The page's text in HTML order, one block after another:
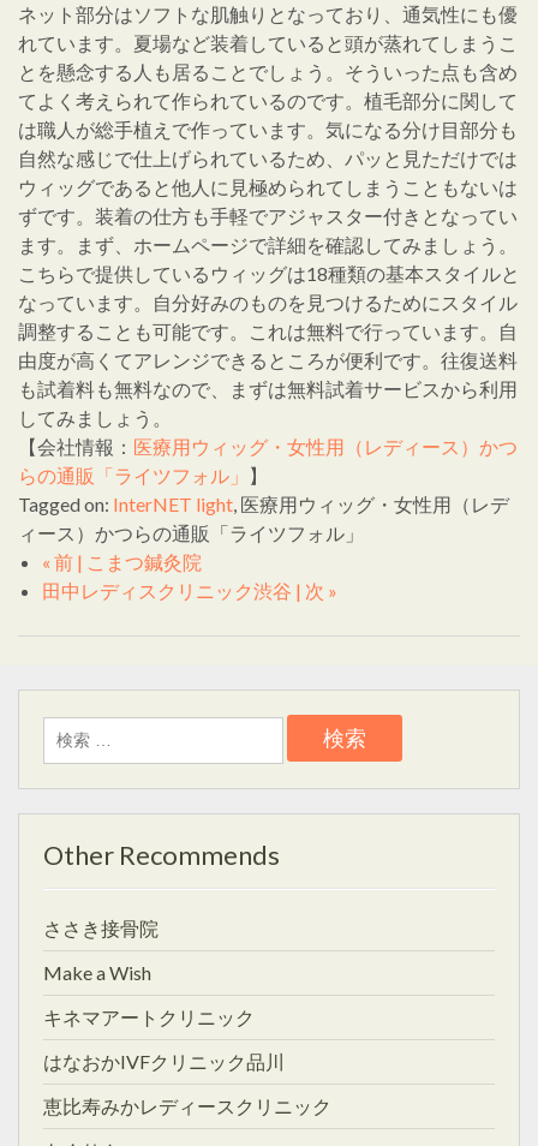
ネット部分はソフトな肌触りとなっており、通気性にも優
れています。夏場など装着していると頭が蒸れてしまうこ
とを懸念する人も居ることでしょう。そういった点も含め
てよく考えられて作られているのです。植毛部分に関して
は職人が総手植えで作っています。気になる分け目部分も
自然な感じで仕上げられているため、パッと見ただけでは
ウィッグであると他人に見極められてしまうこともないは
ずです。装着の仕方も手軽でアジャスター付きとなってい
ます。まず、ホームページで詳細を確認してみましょう。
こちらで提供しているウィッグは18種類の基本スタイルと
なっています。自分好みのものを見つけるためにスタイル
調整することも可能です。これは無料で行っています。自
由度が高くてアレンジできるところが便利です。往復送料
も試着料も無料なので、まずは無料試着サービスから利用
してみましょう。
【会社情報： 医療用ウィッグ・女性用（レディース）かつ
らの通販「ライツフォル」 】
Tagged on: InterNET light, 医療用ウィッグ・女性用（レデ
ィース）かつらの通販「ライツフォル」
« 前 | こまつ鍼灸院
田中レディスクリニック渋谷 | 次 »
検
索:
Other Recommends
ささき接骨院
Make a Wish
キネマアートクリニック
はなおかIVFクリニック品川
恵比寿みかレディースクリニック